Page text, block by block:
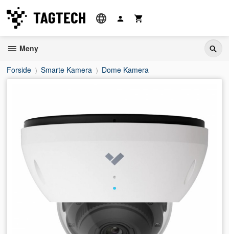
innholdet
Meny
Forside Smarte Kamera Dome Kamera